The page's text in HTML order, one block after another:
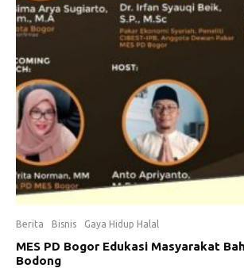
Berita Bisnis Gaya Hidup Halal
MES PD Bogor Edukasi Masyarakat
Bodong